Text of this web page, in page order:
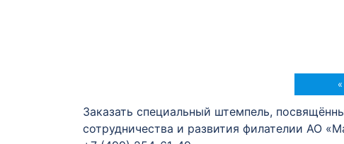
Заказать специальный штемпель,
сотрудничества и развития филателии АО